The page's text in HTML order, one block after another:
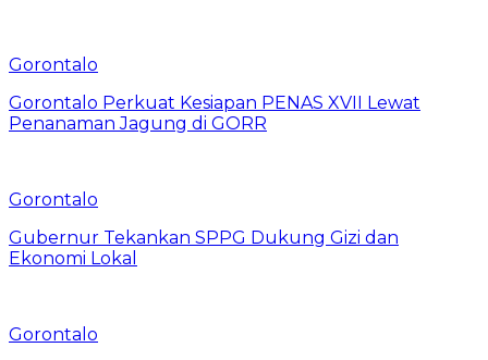
Gorontalo
Gorontalo Perkuat Kesiapan PENAS XVII Lewat
Penanaman Jagung di GORR
Gorontalo
Gubernur Tekankan SPPG Dukung Gizi dan
Ekonomi Lokal
Gorontalo